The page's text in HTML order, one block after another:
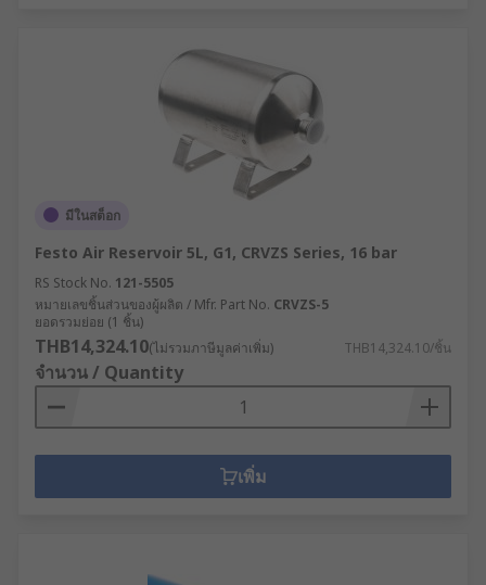
มีในสต็อก
Festo Air Reservoir 5L, G1, CRVZS Series, 16 bar
RS Stock No. 121-5505
หมายเลขชิ้นส่วนของผู้ผลิต / Mfr. Part No. CRVZS-5
ยอดรวมย่อย (1 ชิ้น)
THB14,324.10(ไม่รวมภาษีมูลค่าเพิ่ม) THB14,324.10/ชิ้น
จำนวน / Quantity
เพิ่ม